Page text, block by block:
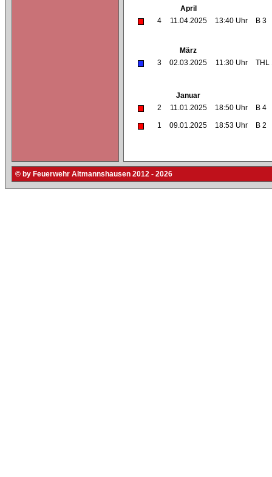
April
4
11.04.2025 13:40 Uhr B 3
März
3
02.03.2025 11:30 Uhr THL
Januar
2
11.01.2025 18:50 Uhr B 4
1 09.01.2025 18:53 Uhr B 2
© by Feuerwehr Altmannshausen 2012 - 2026